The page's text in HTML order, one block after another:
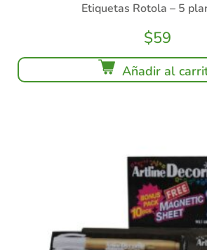
Etiquetas Rotola – 5
$59
Añadir al